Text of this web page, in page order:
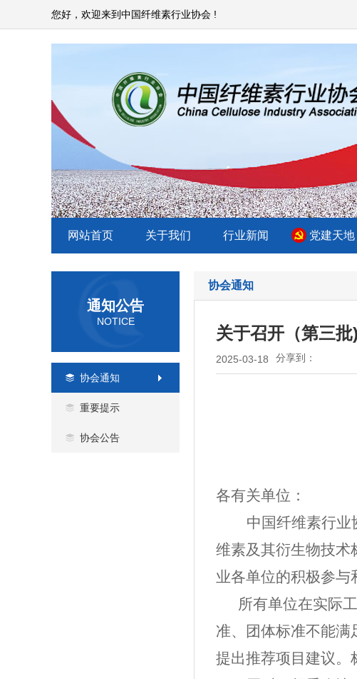
您好，欢迎来到中国纤维素行业协会 !
网站首页 关于我们 行业新闻 党建天地
通知公告
NOTICE
协会通知
重要提示
协会公告
协会通知
关于召开（第三
2025-03-18 分享到：
各有关单位：
中国纤维素行业
维素及其衍生物技术
业各单位的积极参与
所有单位在实际
准、团体标准不能
提出推荐项目 建议。